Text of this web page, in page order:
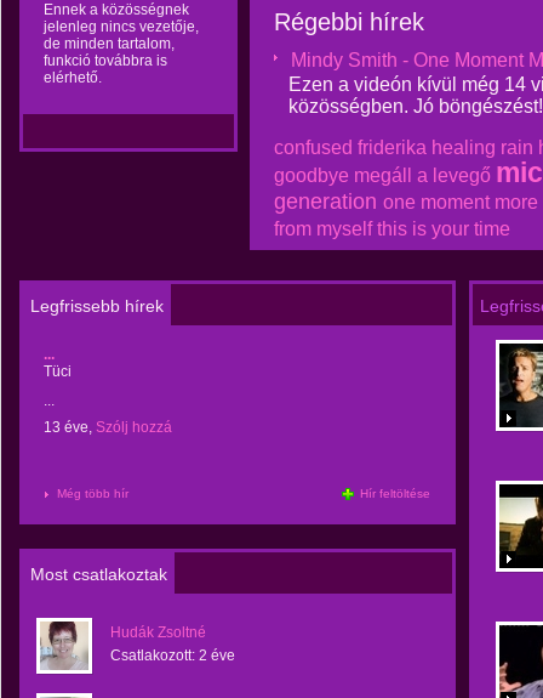
Ennek a közösségnek
jelenleg nincs vezetője,
de minden tartalom,
funkció továbbra is
elérhető.
Régebbi hírek
Mindy Smith - One Moment
Ezen a videón kívül még 14
közösségben. Jó böngészést!
confused friderika healing rain
goodbye megáll a levegő
generation one moment more
from myself this is your time
Legfrissebb hírek
...
Tüci
...
13 éve, Szólj hozzá
Még több hír Hír feltöltése
Most csatlakoztak
Hudák Zsoltné
Csatlakozott: 2 éve